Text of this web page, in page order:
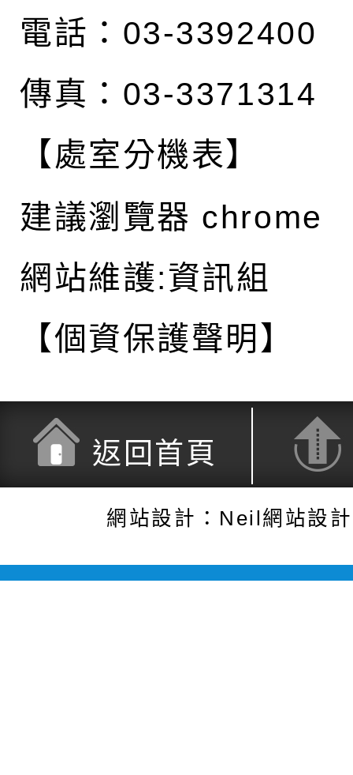
電話：03-3392400
傳真：03-3371314
【處室分機表】
建議瀏覽器 chrome
網站維護:資訊組
【個資保護聲明】
返回首頁
網站設計：Neil網站設